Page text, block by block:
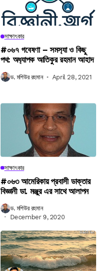
সাক্ষাৎকার
#০৬৭ গবেষণা – সমস‍্যা ও কিছু
পথ: অধ‍্যাপক আতিকুর রহমান আহাদ
ড. মশিউর রহমান April 28, 2021
সাক্ষাৎকার
#০৬৩ আমেরিকায় প্রবাসী ডাক্তার
বিজ্ঞানী ডা. মঞ্জুর এর সাথে আলাপন
ড. মশিউর রহমান
December 9, 2020